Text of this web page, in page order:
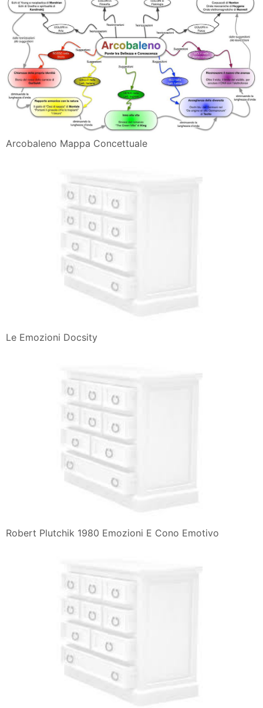
Arcobaleno Mappa Concettuale
Le Emozioni Docsity
Robert Plutchik 1980 Emozioni E Cono Emotivo